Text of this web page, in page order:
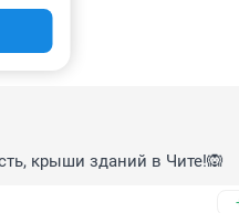
крыши зданий в Чите!🙉